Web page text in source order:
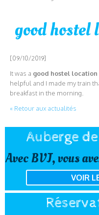
good
[09/10/2019]
It was a good hostel location
helpful and I made my train
breakfast in the morning.
« Retour aux actualités
Auberge
Avec BVJ, vous
VOIR